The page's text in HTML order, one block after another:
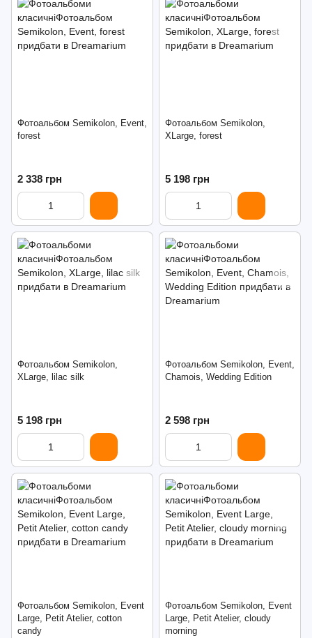
Фотоальбом Semikolon, Event,
forest
2 338 грн
Фотоальбом Semikolon,
XLarge, forest
5 198 грн
Фотоальбом Semikolon,
XLarge, lilac silk
5 198 грн
Фотоальбом Semikolon, Event,
Chamois, Wedding Edition
2 598 грн
Фотоальбом Semikolon, Event
Large, Petit Atelier, cotton
candy
Фотоальбом Semikolon, Event
Large, Petit Atelier, cloudy
morning